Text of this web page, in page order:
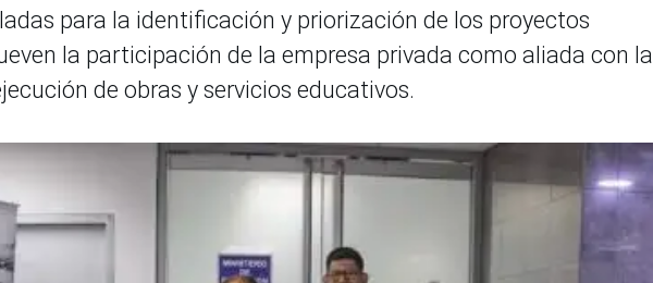
para la identificación y priorización de los proyectos
la participación de la empresa privada como aliada con la
de obras y servicios educativos.